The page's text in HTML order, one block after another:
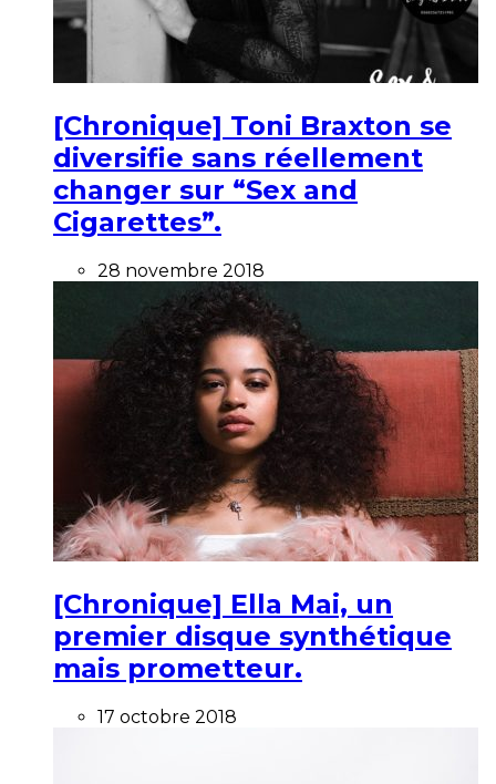
[Chronique] Toni Braxton se
diversifie sans réellement
changer sur “Sex and
Cigarettes”.
28 novembre 2018
[Chronique] Ella Mai, un
premier disque synthétique
mais prometteur.
17 octobre 2018